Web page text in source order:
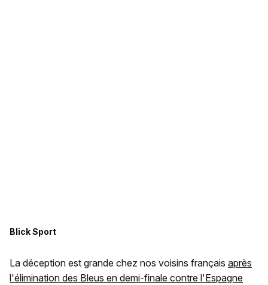
Blick Sport
La déception est grande chez nos voisins français après
l'élimination des Bleus en demi-finale contre l'Espagne